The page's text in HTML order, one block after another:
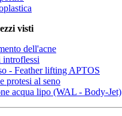
visti
dell'acne
introflessi
- Feather lifting APTOS
protesi al seno
acqua lipo (WAL - Body-Jet)